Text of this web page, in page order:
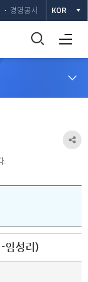
경영공시 KOR
통
합
기
전체메뉴 열기
.
공
임성리)